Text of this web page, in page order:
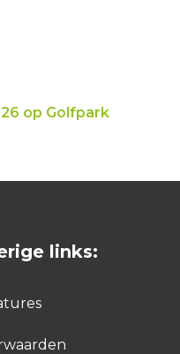
op Golfpark
links: